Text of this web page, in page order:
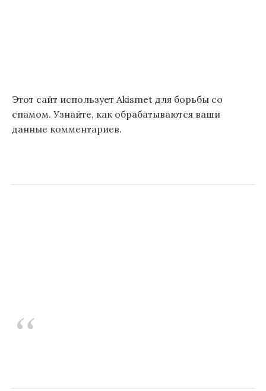
Этот сайт использует Akismet для борьбы со
спамом. Узнайте, как обрабатываются ваши
данные комментариев.